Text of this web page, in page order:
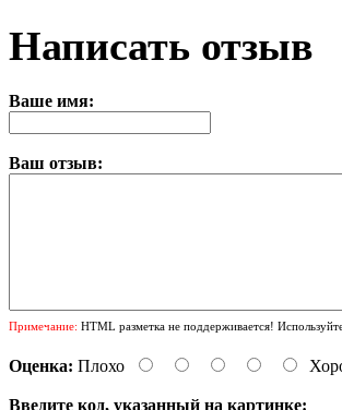
Написать отзыв
Ваше имя:
Ваш отзыв:
Примечание: HTML разметка не поддерживается!
Оценка: Плохо
Введите код, указанный на картинке: